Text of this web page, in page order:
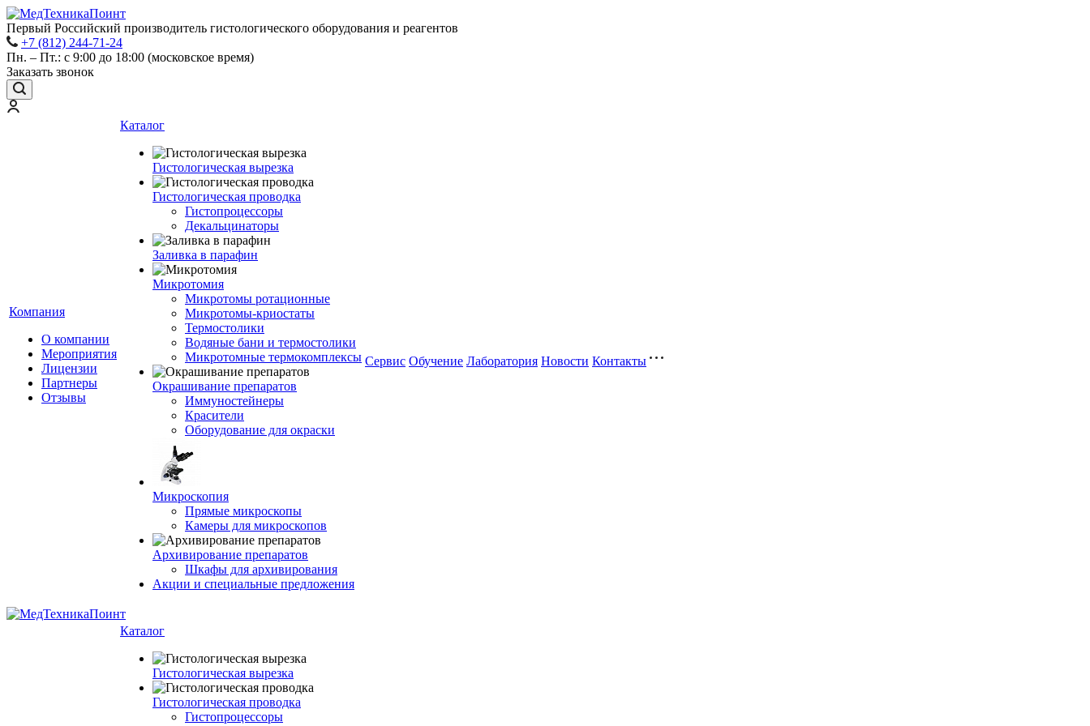
Первый Российский производитель гистологического оборудования и реагентов
+7 (812) 244-71-24
Пн. – Пт.: с 9:00 до 18:00 (московское время)
Заказать звонок
Компания
О компании
Мероприятия
Лицензии
Партнеры
Отзывы
Каталог
Гистологическая вырезка
Гистологическая проводка
Гистопроцессоры
Декальцинаторы
Заливка в парафин
Микротомия
Микротомы ротационные
Микротомы-криостаты
Термостолики
Водяные бани и термостолики
Микротомные термокомплексы
Окрашивание препаратов
Иммуностейнеры
Красители
Оборудование для окраски
Микроскопия
Прямые микроскопы
Камеры для микроскопов
Архивирование препаратов
Шкафы для архивирования
Акции и специальные предложения
Сервис Обучение Лаборатория Новости Контакты
Каталог
Гистологическая вырезка
Гистологическая проводка
Гистопроцессоры